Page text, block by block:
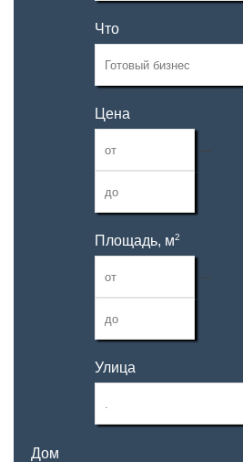
Что
Цена
—
Площадь, м2
—
Улица
Дом